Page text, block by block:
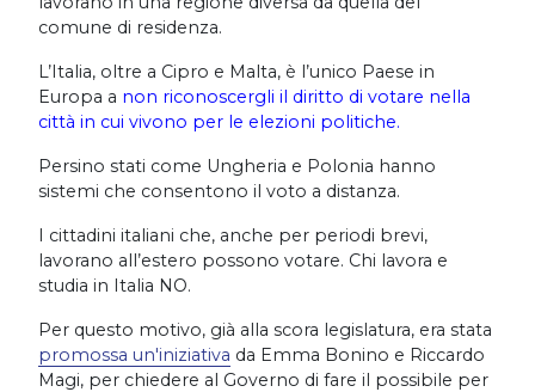
comune di residenza.
L’Italia, oltre a Cipro e Malta, è l’unico Paese in
Europa a non riconoscergli il diritto di votare nella
città in cui vivono per le elezioni politiche.
Persino stati come Ungheria e Polonia hanno
sistemi che consentono il voto a distanza.
I cittadini italiani che, anche per periodi brevi,
lavorano all’estero possono votare. Chi lavora e
studia in Italia NO.
Per questo motivo, già alla scora legislatura, era stata
promossa un'iniziativa da Emma Bonino e Riccardo
Magi, per chiedere al Governo di fare il possibile per